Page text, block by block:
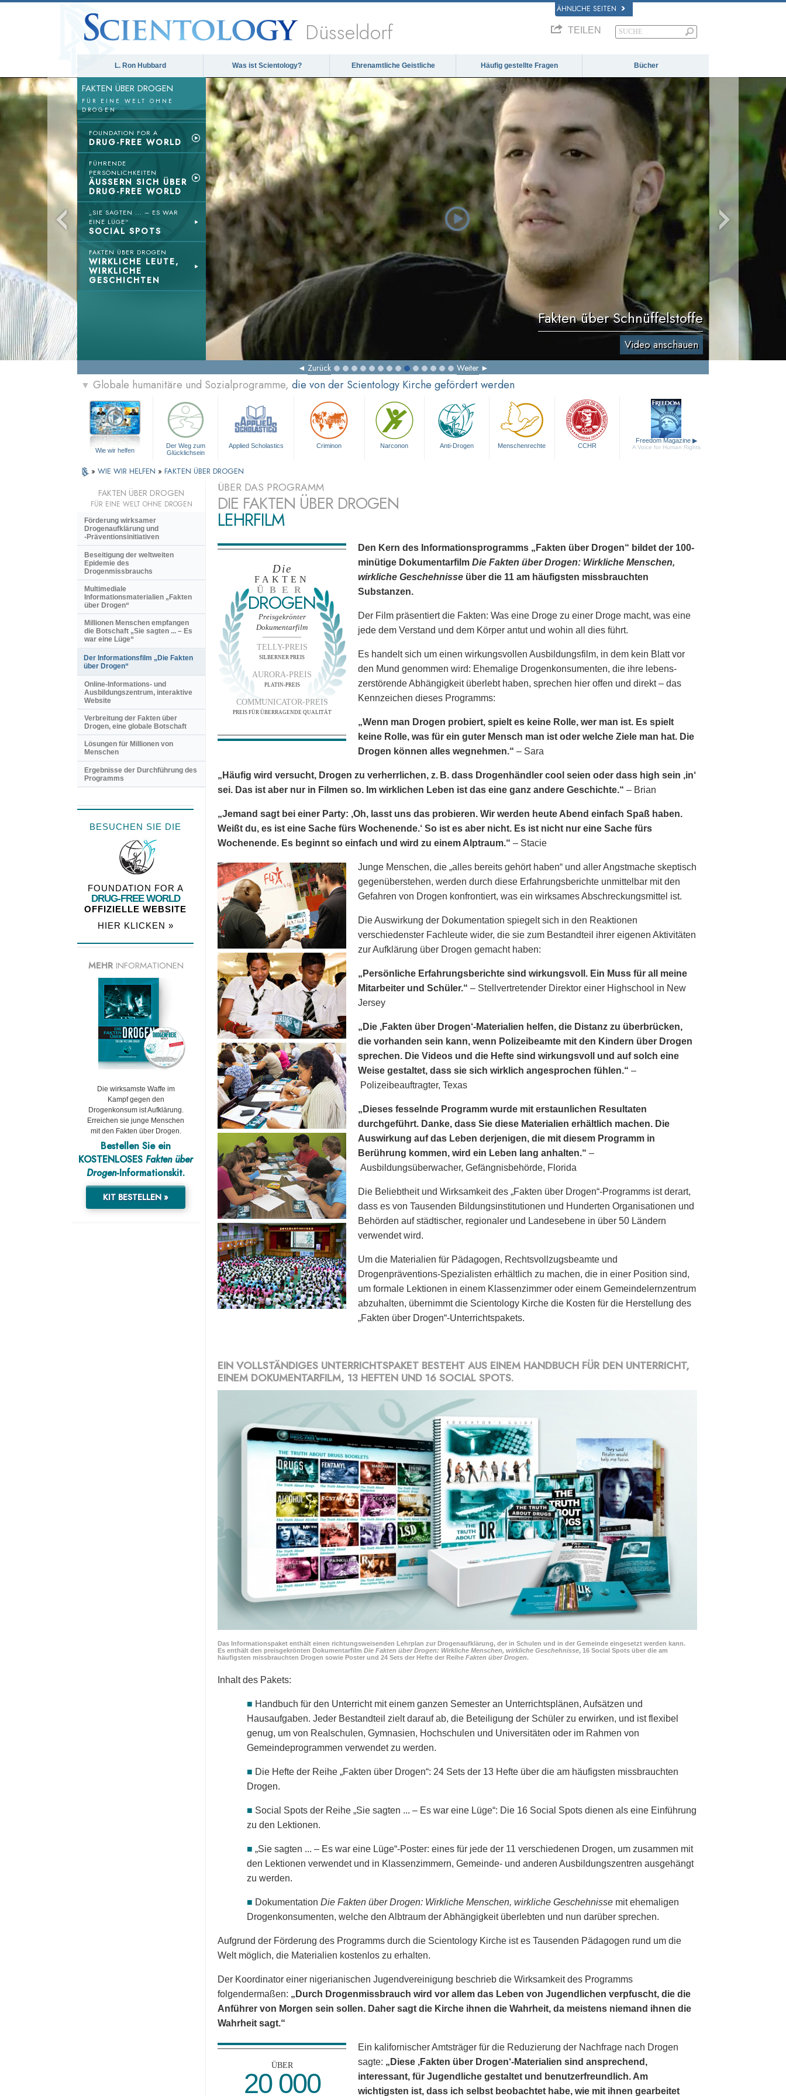
ÄHNLICHE SEITEN
Düsseldorf TEILEN
L. Ron Hubbard Was ist Scientology? Ehrenamtliche Geistliche Häufig gestellte Fragen Bücher
FAKTEN ÜBER DROGEN
FÜR EINE WELT OHNE
DROGEN
FOUNDATION FOR A
DRUG-FREE WORLD
FÜHRENDE
PERSÖNLICHKEITEN
ÄUSSERN SICH ÜBER
DRUG-FREE WORLD
„SIE SAGTEN ... – ES WAR
EINE LÜGE“
SOCIAL SPOTS
FAKTEN ÜBER DROGEN
WIRKLICHE LEUTE,
WIRKLICHE
GESCHICHTEN
Fakten über Schnüffelstoffe
Video anschauen
Zurück Weiter
▼ Globale humanitäre und Sozialprogramme, die von der Scientology Kirche gefördert werden
Wie wir helfen
Der Weg zum
Glücklichsein
Applied Scholastics Criminon Narconon Anti-Drogen Menschenrechte CCHR
Freedom Magazine ▶
A Voice for Human Rights
» WIE WIR HELFEN » FAKTEN ÜBER DROGEN
ÜBER DAS PROGRAMM
DIE FAKTEN ÜBER DROGEN
LEHRFILM
Die
FAKTEN
ÜBER
DROGEN
Preisgekrönter
Dokumentarfilm
TELLY-PREIS
SILBERNER PREIS
AURORA-PREIS
PLATIN-PREIS
COMMUNICATOR-PREIS
PREIS FÜR ÜBERRAGENDE QUALITÄT
Den Kern des Informationsprogramms „Fakten über Drogen“ bildet der 100-
minütige Dokumentarfilm Die Fakten über Drogen: Wirkliche Menschen,
wirkliche Geschehnisse über die 11 am häufigsten missbrauchten
Substanzen.
Der Film präsentiert die Fakten: Was eine Droge zu einer Droge macht, was eine
jede dem Verstand und dem Körper antut und wohin all dies führt.
Es handelt sich um einen wirkungsvollen Ausbildungsfilm, in dem kein Blatt vor
den Mund genommen wird: Ehemalige Drogenkonsumenten, die ihre lebens­
zerstörende Abhängigkeit überlebt haben, sprechen hier offen und direkt – das
Kennzeichen dieses Programms:
„Wenn man Drogen probiert, spielt es keine Rolle, wer man ist. Es spielt
keine Rolle, was für ein guter Mensch man ist oder welche Ziele man hat. Die
Drogen können alles wegnehmen.“ – Sara
„Häufig wird versucht, Drogen zu verherrlichen, z. B. dass Drogenhändler cool seien oder dass high sein ,in‘
sei. Das ist aber nur in Filmen so. Im wirklichen Leben ist das eine ganz andere Geschichte.“ – Brian
„Jemand sagt bei einer Party: ‚Oh, lasst uns das probieren. Wir werden heute Abend einfach Spaß haben.
Weißt du, es ist eine Sache fürs Wochenende.‘ So ist es aber nicht. Es ist nicht nur eine Sache fürs
Wochenende. Es beginnt so einfach und wird zu einem Alptraum.“ – Stacie
Junge Menschen, die „alles bereits gehört haben“ und aller Angstmache skeptisch
gegenüberstehen, werden durch diese Erfahrungsberichte unmittelbar mit den
Gefahren von Drogen konfrontiert, was ein wirksames Abschreckungsmittel ist.
Die Auswirkung der Dokumentation spiegelt sich in den Reaktionen
verschiedenster Fachleute wider, die sie zum Bestandteil ihrer eigenen Aktivitäten
zur Aufklärung über Drogen gemacht haben:
„Persönliche Erfahrungsberichte sind wirkungsvoll. Ein Muss für all meine
Mitarbeiter und Schüler.“ – Stellvertretender Direktor einer Highschool in New
Jersey
„Die ‚Fakten über Drogen‘-Materialien helfen, die Distanz zu überbrücken,
die vorhanden sein kann, wenn Polizeibeamte mit den Kindern über Drogen
sprechen. Die Videos und die Hefte sind wirkungsvoll und auf solch eine
Weise gestaltet, dass sie sich wirklich angesprochen fühlen.“ –
Polizeibeauftragter, Texas
„Dieses fesselnde Programm wurde mit erstaunlichen Resultaten
durchgeführt. Danke, dass Sie diese Materialien erhältlich machen. Die
Auswirkung auf das Leben derjenigen, die mit diesem Programm in
Berührung kommen, wird ein Leben lang anhalten.“ –
Ausbildungsüberwacher, Gefängnisbehörde, Florida
Die Beliebtheit und Wirksamkeit des „Fakten über Drogen“-Programms ist derart,
dass es von Tausenden Bildungsinstitutionen und Hunderten Organisationen und
Behörden auf städtischer, regionaler und Landesebene in über 50 Ländern
verwendet wird.
Um die Materialien für Pädagogen, Rechts­vollzugs­beamte und
Drogenpräventions-Spezialisten erhältlich zu machen, die in einer Position sind,
um formale Lektionen in einem Klassenzimmer oder einem Gemeindelernzentrum
abzuhalten, übernimmt die Scientology Kirche die Kosten für die Herstellung des
„Fakten über Drogen“-Unterrichtspakets.
EIN VOLLSTÄNDIGES UNTERRICHTSPAKET BESTEHT AUS EINEM HANDBUCH FÜR DEN UNTERRICHT,
EINEM DOKUMENTARFILM, 13 HEFTEN UND 16 SOCIAL SPOTS.
Das Informationspaket enthält einen richtungsweisenden Lehrplan zur Drogenaufklärung, der in Schulen und in der Gemeinde eingesetzt werden kann.
Es enthält den preisgekrönten Dokumentarfilm Die Fakten über Drogen: Wirkliche Menschen, wirkliche Geschehnisse, 16 Social Spots über die am
häufigsten missbrauchten Drogen sowie Poster und 24 Sets der Hefte der Reihe Fakten über Drogen.
Inhalt des Pakets:
■ Handbuch für den Unterricht mit einem ganzen Semester an Unterrichtsplänen, Aufsätzen und
Hausaufgaben. Jeder Bestandteil zielt darauf ab, die Beteiligung der Schüler zu erwirken, und ist flexibel
genug, um von Realschulen, Gymnasien, Hochschulen und Universitäten oder im Rahmen von
Gemeindeprogrammen verwendet zu werden.
■ Die Hefte der Reihe „Fakten über Drogen“: 24 Sets der 13 Hefte über die am häufigsten missbrauchten
Drogen.
■ Social Spots der Reihe „Sie sagten ... – Es war eine Lüge“: Die 16 Social Spots dienen als eine Einführung
zu den Lektionen.
■ „Sie sagten ... – Es war eine Lüge“-Poster: eines für jede der 11 verschiedenen Drogen, um zusammen mit
den Lektionen ver­wendet und in Klassen­zimmern, Gemeinde- und anderen Ausbildungszentren ausgehängt
zu werden.
■ Dokumentation Die Fakten über Drogen: Wirkliche Menschen, wirkliche Geschehnisse mit ehemaligen
Drogenkonsumenten, welche den Albtraum der Abhängigkeit überlebten und nun darüber sprechen.
Aufgrund der Förderung des Programms durch die Scientology Kirche ist es Tausenden Pädagogen rund um die
Welt möglich, die Materialien kostenlos zu erhalten.
Der Koordinator einer nigerianischen Jugendvereinigung beschrieb die Wirksamkeit des Programms
folgendermaßen: „Durch Drogenmissbrauch wird vor allem das Leben von Jugendlichen verpfuscht, die die
Anführer von Morgen sein sollen. Daher sagt die Kirche ihnen die Wahrheit, da meistens niemand ihnen die
Wahrheit sagt.“
ÜBER
20 000
Ein kalifornischer Amtsträger für die Reduzierung der Nachfrage nach Drogen
sagte: „Diese ‚Fakten über Drogen‘-Materialien sind ansprechend,
interessant, für Jugendliche gestaltet und benutzerfreundlich. Am
wichtigsten ist, dass ich selbst beobachtet habe, wie mit ihnen gearbeitet
FAKTEN ÜBER DROGEN
FÜR EINE WELT OHNE DROGEN
Förderung wirksamer
Drogenaufklärung und
-Präventionsinitiativen
Beseitigung der weltweiten
Epidemie des
Drogenmissbrauchs
Multimediale
Informationsmaterialien „Fakten
über Drogen“
Millionen Menschen empfangen
die Botschaft „Sie sagten ... – Es
war eine Lüge“
Der Informationsfilm „Die Fakten
über Drogen“
Online-Informations- und
Ausbildungszentrum, interaktive
Website
Verbreitung der Fakten über
Drogen, eine globale Botschaft
Lösungen für Millionen von
Menschen
Ergebnisse der Durchführung des
Programms
BESUCHEN SIE DIE
FOUNDATION FOR A
DRUG-FREE WORLD
OFFIZIELLE WEBSITE
HIER KLICKEN »
MEHR INFORMATIONEN
Die wirksamste Waffe im
Kampf gegen den
Drogenkonsum ist Aufklärung.
Erreichen sie junge Menschen
mit den Fakten über Drogen.
Bestellen Sie ein
KOSTENLOSES Fakten über
Drogen-Informationskit.
KIT BESTELLEN »